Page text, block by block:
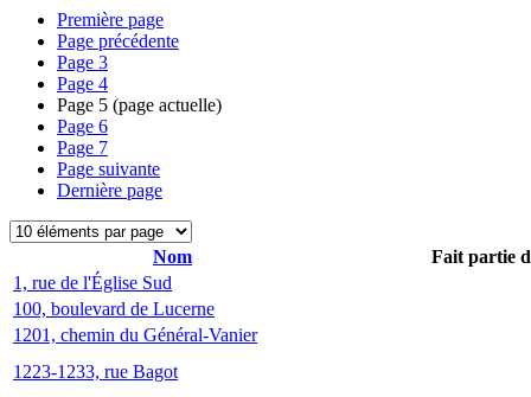
Première page
Page précédente
Page 3
Page 4
Page 5 (page actuelle)
Page 6
Page 7
Page suivante
Dernière page
Nom
Fait partie
1, rue de l'Église Sud
100, boulevard de Lucerne
1201, chemin du Général-Vanier
1223-1233, rue Bagot